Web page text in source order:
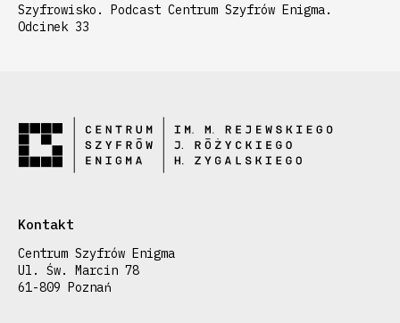
Szyfrowisko. Podcast Centrum Szyfrów Enigma.
Odcinek 33
Kontakt
Centrum Szyfrów Enigma
Ul. Św. Marcin 78
61-809 Poznań